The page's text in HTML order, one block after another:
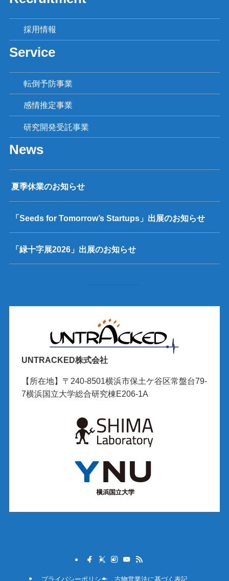
採用情報
Service
転倒予防事業
感情推定事業
研究開発受託事業
News
夏季休業のお知らせ
「Seeds for Tomorrow’s Startups」出展のお知らせ
「緑十字展2026」出展のお知らせ
UNTRACKED株式会社
【所在地】〒240-8501横浜市保土ケ谷区常盤台79-
7横浜国立大学総合研究棟E206-1A
プライバシーポリシー 古物営業法に基づく表記